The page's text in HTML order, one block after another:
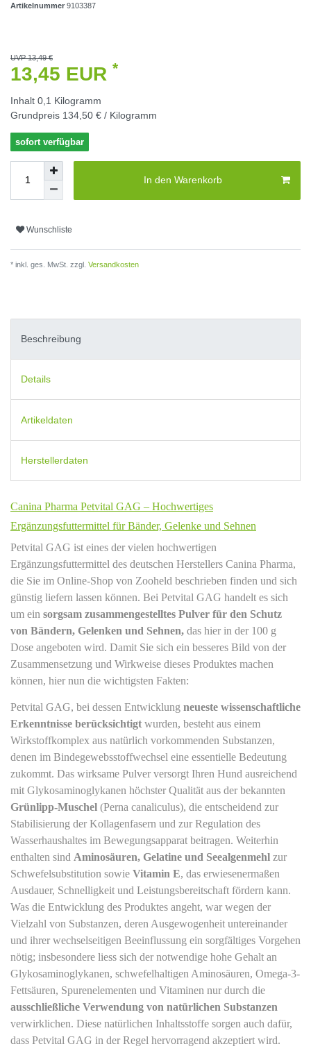
Artikelnummer 9103387
UVP 13,49 €
13,45 EUR *
Inhalt 0,1 Kilogramm
Grundpreis 134,50 € / Kilogramm
sofort verfügbar
In den Warenkorb
Wunschliste
* inkl. ges. MwSt. zzgl. Versandkosten
Beschreibung
Details
Artikeldaten
Herstellerdaten
Canina Pharma Petvital GAG – Hochwertiges
Ergänzungsfuttermittel für Bänder, Gelenke und Sehnen
Petvital GAG ist eines der vielen hochwertigen
Ergänzungsfuttermittel des deutschen Herstellers Canina Pharma,
die Sie im Online-Shop von Zooheld beschrieben finden und sich
günstig liefern lassen können. Bei Petvital GAG handelt es sich
um ein sorgsam zusammengestelltes Pulver für den Schutz
von Bändern, Gelenken und Sehnen, das hier in der 100 g
Dose angeboten wird. Damit Sie sich ein besseres Bild von der
Zusammensetzung und Wirkweise dieses Produktes machen
können, hier nun die wichtigsten Fakten:
Petvital GAG, bei dessen Entwicklung neueste wissenschaftliche
Erkenntnisse berücksichtigt wurden, besteht aus einem
Wirkstoffkomplex aus natürlich vorkommenden Substanzen,
denen im Bindegewebsstoffwechsel eine essentielle Bedeutung
zukommt. Das wirksame Pulver versorgt Ihren Hund ausreichend
mit Glykosaminoglykanen höchster Qualität aus der bekannten
Grünlipp-Muschel (Perna canaliculus), die entscheidend zur
Stabilisierung der Kollagenfasern und zur Regulation des
Wasserhaushaltes im Bewegungsapparat beitragen. Weiterhin
enthalten sind Aminosäuren, Gelatine und Seealgenmehl zur
Schwefelsubstitution sowie Vitamin E, das erwiesenermaßen
Ausdauer, Schnelligkeit und Leistungsbereitschaft fördern kann.
Was die Entwicklung des Produktes angeht, war wegen der
Vielzahl von Substanzen, deren Ausgewogenheit untereinander
und ihrer wechselseitigen Beeinflussung ein sorgfältiges Vorgehen
nötig; insbesondere liess sich der notwendige hohe Gehalt an
Glykosaminoglykanen, schwefelhaltigen Aminosäuren, Omega-3-
Fettsäuren, Spurenelementen und Vitaminen nur durch die
ausschließliche Verwendung von natürlichen Substanzen
verwirklichen. Diese natürlichen Inhaltsstoffe sorgen auch dafür,
dass Petvital GAG in der Regel hervorragend akzeptiert wird.